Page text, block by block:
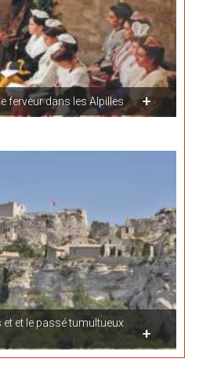
ferveur dans les Alpilles
et le passé tumultueux